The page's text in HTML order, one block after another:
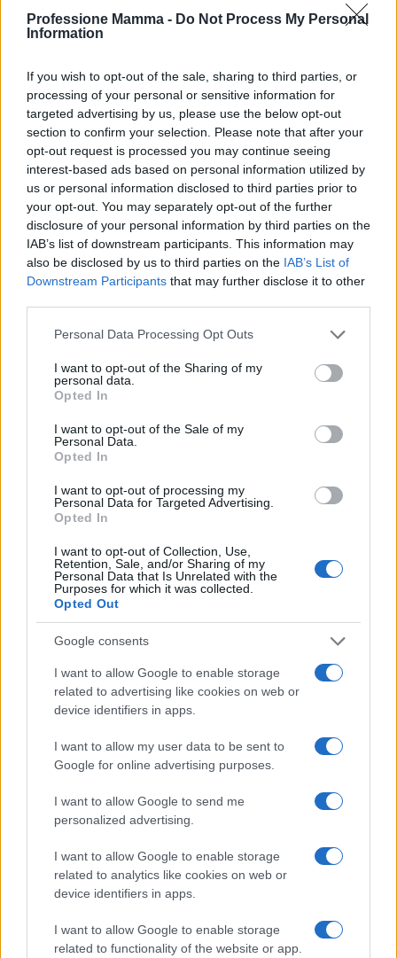
Professione Mamma - Do Not Process My Personal
Information
If you wish to opt-out of the sale, sharing to third parties, or
processing of your personal or sensitive information for
targeted advertising by us, please use the below opt-out
section to confirm your selection. Please note that after your
opt-out request is processed you may continue seeing
interest-based ads based on personal information utilized by
us or personal information disclosed to third parties prior to
your opt-out. You may separately opt-out of the further
disclosure of your personal information by third parties on the
IAB’s list of downstream participants. This information may
also be disclosed by us to third parties on the IAB’s List of
Downstream Participants that may further disclose it to other
Please note that this website/app uses one or more Google
not limited to your visit or usage behaviour. You may click to
grant or deny consent to Google and its third-party tags to
use your data for below specified purposes in below Google
consent section.
Personal Data Processing Opt Outs
I want to opt-out of the Sharing of my
personal data.
Opted In
I want to opt-out of the Sale of my
Personal Data.
Opted In
I want to opt-out of processing my
Personal Data for Targeted Advertising.
Opted In
I want to opt-out of Collection, Use,
Retention, Sale, and/or Sharing of my
Personal Data that Is Unrelated with the
Purposes for which it was collected.
Opted Out
Google consents
I want to allow Google to enable storage
related to advertising like cookies on web or
device identifiers in apps.
I want to allow my user data to be sent to
Google for online advertising purposes.
I want to allow Google to send me
personalized advertising.
I want to allow Google to enable storage
related to analytics like cookies on web or
device identifiers in apps.
I want to allow Google to enable storage
related to functionality of the website or app.
AUTORE
AiAdhubMedia
Continua a leggere